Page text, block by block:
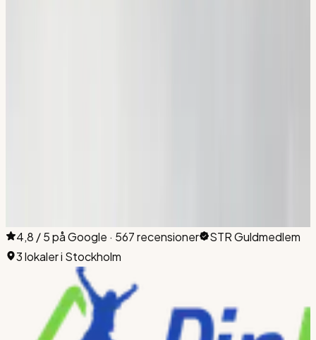
4,8 / 5 på Google · 567 recensioner
STR Guldmedlem
3 lokaler i Stockholm